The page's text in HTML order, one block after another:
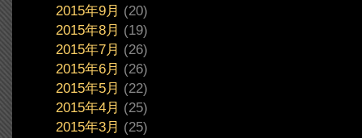
2015年9月 (20)
2015年8月 (19)
2015年7月 (26)
2015年6月 (26)
2015年5月 (22)
2015年4月 (25)
2015年3月 (25)